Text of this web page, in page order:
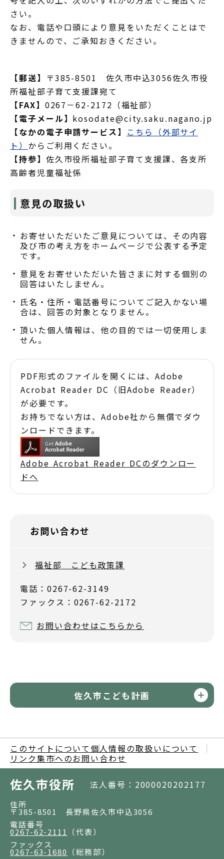
さい。
なお、電話や口頭により意見をいただくことはで
きませんので、ご承知おきください。
【郵送】
〒385-8501 佐久市中込3056佐久市役
所福祉部子育て支援課宛て
【FAX】 0267－62-2172（福祉部）
【電子メール】 kosodate@city.saku.nagano.jp
【なかの電子申請サービス】 こちら（外部サイ
ト） からご利用ください。
【持参】 佐久市役所福祉部子育て支援課、各支所
高齢者児童福祉係
意見の取扱い
お寄せいただいたご意見については、その内容
及び市の考え方をホームページで公表する予定
です。
意見をお寄せいただいた皆さまに対する個別の
回答はいたしません。
氏名・住所・電話番号についてご記入かない場
合は、回答の対象となりません。
頂いた個人情報は、他の目的では一切使用しま
せん。
PDF形式のファイルを開くには、Adobe
Acrobat Reader DC（旧Adobe Reader）
が必要です。
お持ちでない方は、Adobe社から無償でダウ
ンロードできます。
Adobe Acrobat Reader DCのダウンロー
ドへ
お問い合わせ
福祉部 こども政策課
電話：0267-62-3149
ファックス：0267-62-2172
お問い合わせはこちらから
佐久市こども計画
このサイトについて 個人情報の取扱いについて
リンク集市へのお問い合わせ
佐久市役所 法人番号：2000020202177
住所
〒385-8501 長野県佐久市中込3056
電話番号
0267-62-2111
（代表）
ファックス
0267-63-1680 （総務部）